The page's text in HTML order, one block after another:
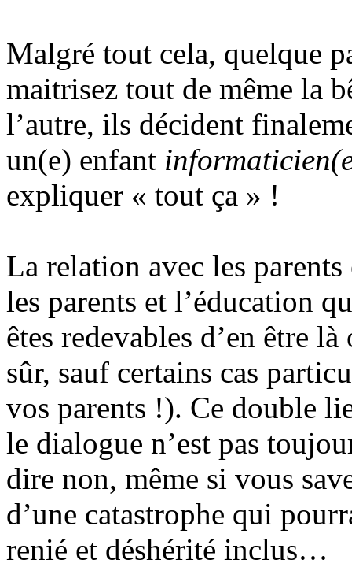
Malgré tout cela, quelque
maitrisez tout de même la
l’autre, ils décident
un(e) enfant
expliquer « tout ça » !
La relation avec les
les parents et l’éducation
êtes redevables d’en être
sûr, sauf certains cas
vos parents !). Ce double
le dialogue n’est pas
dire non, même si vous
d’une catastrophe qui
renié et déshérité inclus…